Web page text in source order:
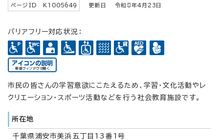
ページID K 1005649 更新日 令和8年4月 23 日
バリアフリー対応状況：
市民の皆さんの学習意欲にこたえるため、学習・文化活動やレ
クリエーション・スポーツ活動などを行う社会教育施設です。
所在地
千葉県浦安市美浜五丁目13番1号